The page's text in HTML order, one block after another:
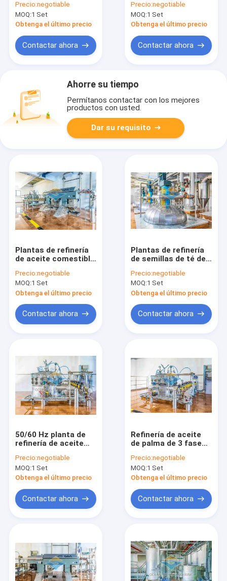
Productos
VR Show
Capacidad y
rendimiento eficiente
Precio:negotiable
MOQ:1 Set
Obtenga el último precio
Contactar ahora
5000 TPD 440V con
automática
completa
Precio:negotiable
MOQ:1 Set
Obtenga el último precio
Contactar ahora
Ahorre su tiempo
Permítanos contactar con los mejores
productos con usted.
Dar su requisito
Plantas de refinería
de aceite comestible
algodón Totalmente
automática
380V/440V 50/60 Hz
Precio:negotiable
MOQ:1 Set
Obtenga el último precio
Contactar ahora
Plantas de refinería
de semillas de té de
fase 3 continua
220V/380V 10-5000
TPD
Precio:negotiable
MOQ:1 Set
Obtenga el último precio
Contactar ahora
50/60 Hz planta de
refinería de aceite
SS y material de
acero al carbono
Precio:negotiable
MOQ:1 Set
Obtenga el último precio
Contactar ahora
Refinería de aceite
de palma de 3 fases
totalmente
automática 5000
TPD
Precio:negotiable
MOQ:1 Set
Obtenga el último precio
Contactar ahora